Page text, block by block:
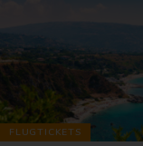
FLUGTICKETS